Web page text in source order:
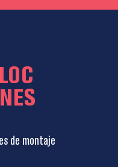
de montaje